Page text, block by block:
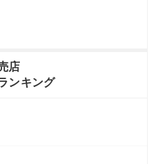
店
ンキング